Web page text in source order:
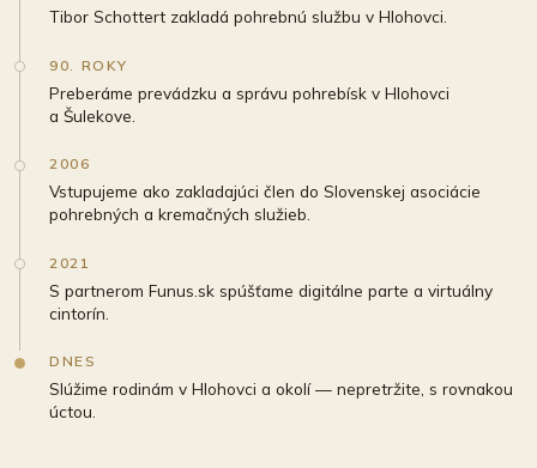
Tibor Schottert zakladá pohrebnú službu v Hlohovci.
90. ROKY
Preberáme prevádzku a správu pohrebísk v Hlohovci
a Šulekove.
2006
Vstupujeme ako zakladajúci člen do Slovenskej asociácie
pohrebných a kremačných služieb.
2021
S partnerom Funus.sk spúšťame digitálne parte a virtuálny
cintorín.
DNES
Slúžime rodinám v Hlohovci a okolí — nepretržite, s rovnakou
úctou.